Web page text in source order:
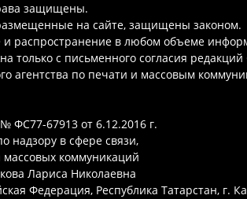
защищены.
на сайте, защищены законом.
и распространение в любом объеме
только с письменного согласия
агентства по печати и массовым
ФС77-67913 от 6.12.2016 г.
надзору в сфере связи,
коммуникаций
Лариса Николаевна
Федерация, Республика Татарстан, г.